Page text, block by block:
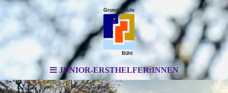
JUNIOR-ERSTHELFER:INNEN